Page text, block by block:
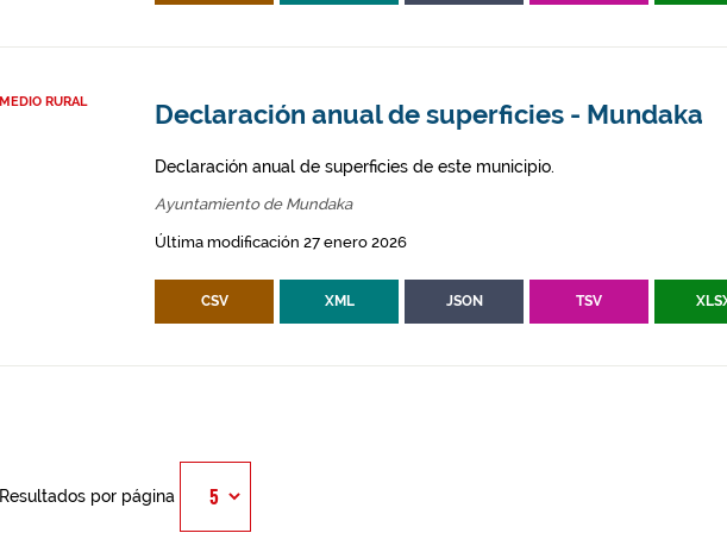
MEDIO RURAL Declaración anual de superficies - Mundaka
Declaración anual de superficies de este municipio.
Ayuntamiento de Mundaka
Última modificación 27 enero 2026
CSV XML JSON TSV
Resultados por página